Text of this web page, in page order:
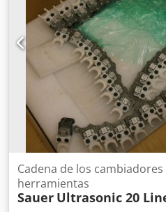
Cadena de los cambiadores
herramientas
Sauer Ultrasonic 20